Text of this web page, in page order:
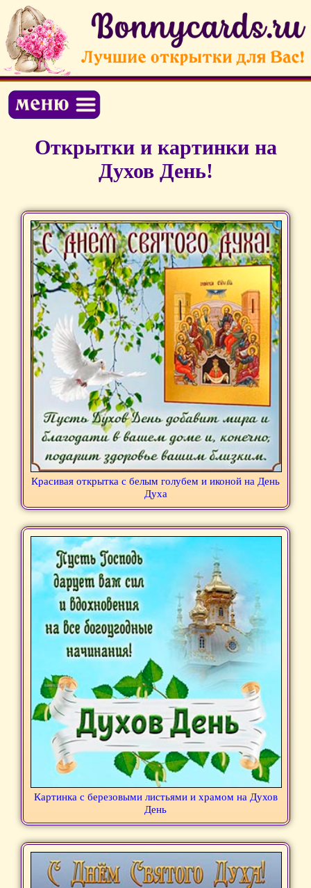
Открытки и картинки на
Духов День!
Красивая открытка с белым голубем и иконой на День
Духа
Картинка с березовыми листьями и храмом на Духов
День